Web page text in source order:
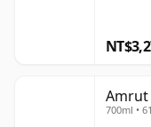
Amrut
700ml •